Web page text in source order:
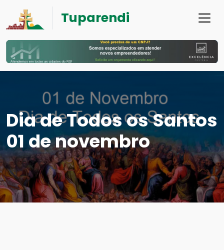
Tuparendi
Dia de Todos os Santos
01 de novembro